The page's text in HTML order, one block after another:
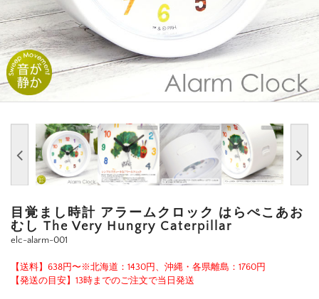
目覚まし時計 アラームクロック はらぺこあお
むし The Very Hungry Caterpillar
elc-alarm-001
【送料】638円〜※北海道：1430円、沖縄・各県離島：1760円
【発送の目安】13時までのご注文で当日発送